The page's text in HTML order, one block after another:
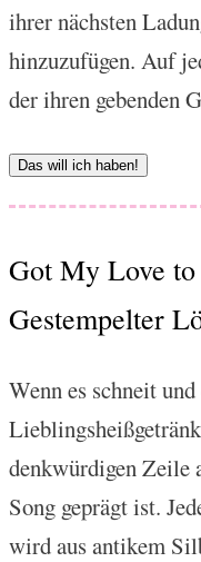
ihrer nächsten
hinzuzufügen. Auf
der ihren gebenden
Das will ich haben!
Got My Love
Gestempelter
Wenn es schneit
denkwürdigen Zeile
Song geprägt ist.
wird aus antikem